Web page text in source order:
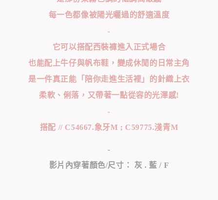
每一色都像被陽光曬過的舒適溫度
-
它可以搭配西裝褲進入正式場合
也能配上牛仔與帆布鞋，變成休閒的日常主角
是一件真正能「陪你走進生活裡」的針織上衣
柔軟、俐落，又帶著一點從容的光澤感!
-
搭配 // C54667.象牙M ; C59775.淺青M
-
影片內穿著顏色/尺寸： 灰 . 藍 / F